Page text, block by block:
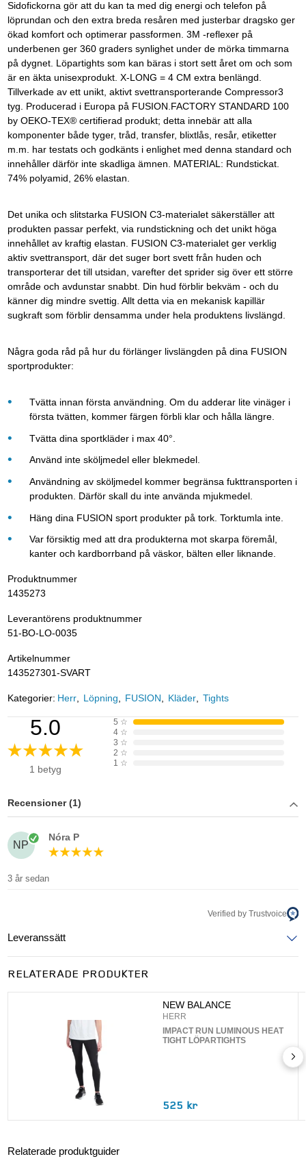
Sidofickorna gör att du kan ta med dig energi och telefon på
löprundan och den extra breda resåren med justerbar dragsko ger
ökad komfort och optimerar passformen. 3M -reflexer på
underbenen ger 360 graders synlighet under de mörka timmarna
på dygnet. Löpartights som kan bäras i stort sett året om och som
är en äkta unisexprodukt. X-LONG = 4 CM extra benlängd.
Tillverkade av ett unikt, aktivt svettransporterande Compressor3
tyg. Producerad i Europa på FUSION.FACTORY STANDARD 100
by OEKO-TEX® certifierad produkt; detta innebär att alla
komponenter både tyger, tråd, transfer, blixtlås, resår, etiketter
m.m. har testats och godkänts i enlighet med denna standard och
innehåller därför inte skadliga ämnen. MATERIAL: Rundstickat.
74% polyamid, 26% elastan.
Det unika och slitstarka FUSION C3-materialet säkerställer att
produkten passar perfekt, via rundstickning och det unikt höga
innehållet av kraftig elastan. FUSION C3-materialet ger verklig
aktiv svettransport, där det suger bort svett från huden och
transporterar det till utsidan, varefter det sprider sig över ett större
område och avdunstar snabbt. Din hud förblir bekväm - och du
känner dig mindre svettig. Allt detta via en mekanisk kapillär
sugkraft som förblir densamma under hela produktens livslängd.
Några goda råd på hur du förlänger livslängden på dina FUSION
sportprodukter:
Tvätta innan första användning. Om du adderar lite vinäger i
första tvätten, kommer färgen förbli klar och hålla längre.
Tvätta dina sportkläder i max 40°.
Använd inte sköljmedel eller blekmedel.
Användning av sköljmedel kommer begränsa fukttransporten i
produkten. Därför skall du inte använda mjukmedel.
Häng dina FUSION sport produkter på tork. Torktumla inte.
Var försiktig med att dra produkterna mot skarpa föremål,
kanter och kardborrband på väskor, bälten eller liknande.
Produktnummer
1435273
Leverantörens produktnummer
51-BO-LO-0035
Artikelnummer
143527301-SVART
Kategorier: Herr Löpning FUSION Kläder Tights
5.0
1 betyg
5 ☆
4 ☆
3 ☆
2 ☆
1 ☆
Recensioner (1)
NP
Nóra P
3 år sedan
Verified by Trustvoice
Leveranssätt
RELATERADE PRODUKTER
NEW BALANCE
HERR
IMPACT RUN LUMINOUS HEAT
TIGHT LÖPARTIGHTS
525 kr
Relaterade produktguider